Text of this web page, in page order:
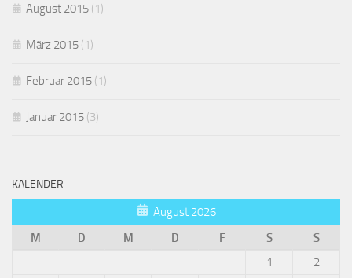
August 2015 (1)
März 2015 (1)
Februar 2015 (1)
Januar 2015 (3)
KALENDER
August 2026
M
D M D F S
S
1
2